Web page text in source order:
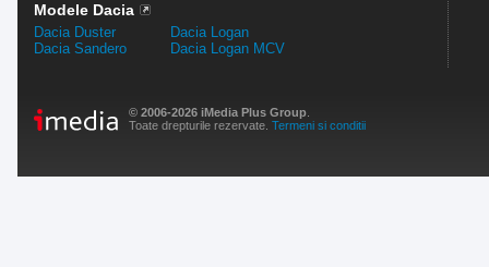
Modele Dacia
Dacia Duster
Dacia Sandero
Dacia Logan
Dacia Logan MCV
© 2006-2026 iMedia Plus Group
Toate drepturile rezervate. Termeni si conditii